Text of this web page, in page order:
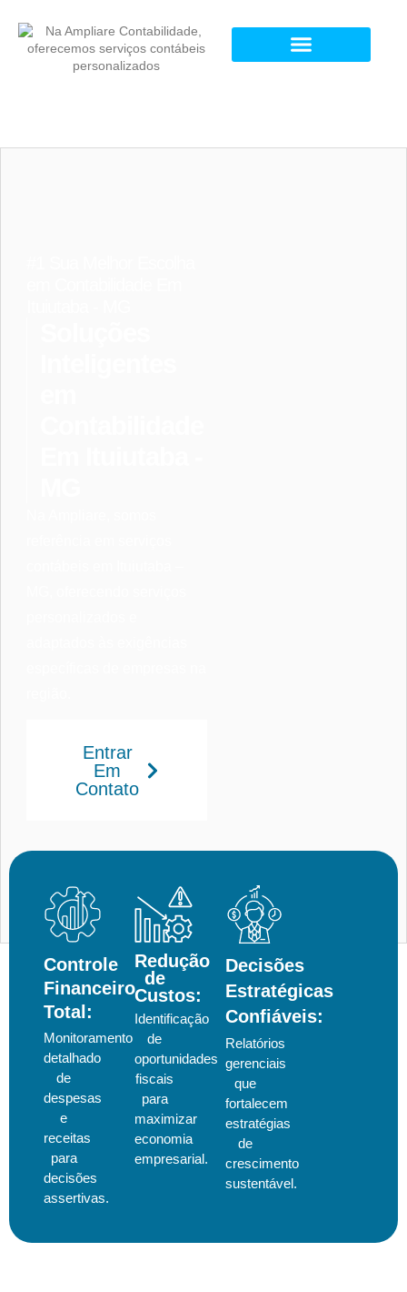
Entrar
Em
Contato
Controle
Financeiro
Total:
Monitoramento
detalhado
de
despesas
e
receitas
para
decisões
assertivas.
Redução
de
Custos:
Identificação
de
oportunidades
fiscais
para
maximizar
economia
empresarial.
Decisões
Estratégicas
Confiáveis:
Relatórios
gerenciais
que
fortalecem
estratégias
de
crescimento
sustentável.